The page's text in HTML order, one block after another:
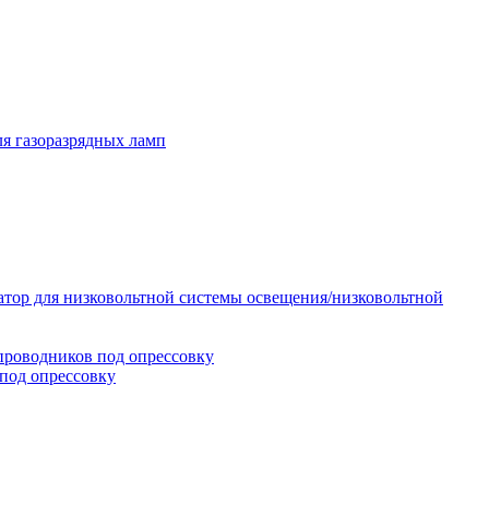
газоразрядных ламп
для низковольтной системы освещения/низковольтной
под опрессовку
опрессовку